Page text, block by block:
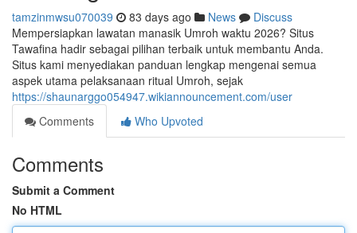
tamzinmwsu070039 83 days ago News
Discuss
Mempersiapkan lawatan manasik Umroh waktu 2026? Situs
Tawafina hadir sebagai pilihan terbaik untuk membantu Anda.
Situs kami menyediakan panduan lengkap mengenai semua
aspek utama pelaksanaan ritual Umroh, sejak
https://shaunarggo054947.wikiannouncement.com/user
Comments
Who Upvoted
Comments
Submit a Comment
No HTML